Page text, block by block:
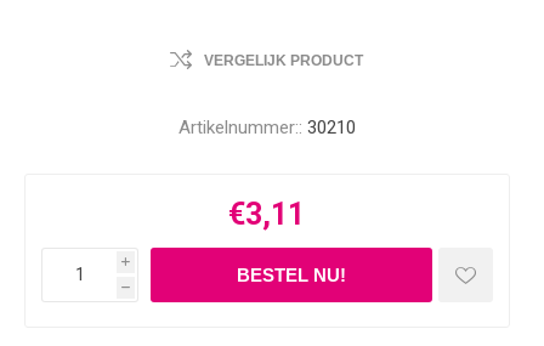
VERGELIJK PRODUCT
Artikelnummer:: 30210
€3,11
i
h